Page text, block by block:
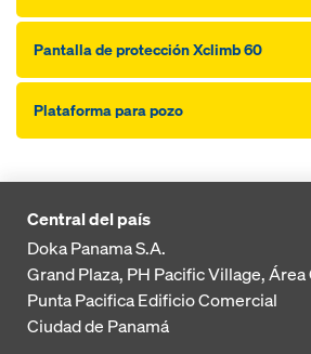
Pantalla de protección Xclimb 60
Plataforma para pozo
Central del país
Doka Panama S.A.
Grand Plaza, PH Pacific Village,
Punta PacificaEdificio Comercial
Ciudad de Panamá